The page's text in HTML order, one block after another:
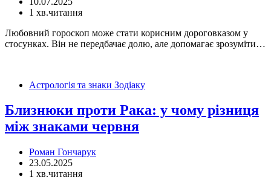
1 хв.читання
Любовний гороскоп може стати корисним дороговказом у
стосунках. Він не передбачає долю, але допомагає зрозуміти…
Астрологія та знаки Зодіаку
Близнюки проти Рака: у чому різниця
між знаками червня
Роман Гончарук
23.05.2025
1 хв.читання